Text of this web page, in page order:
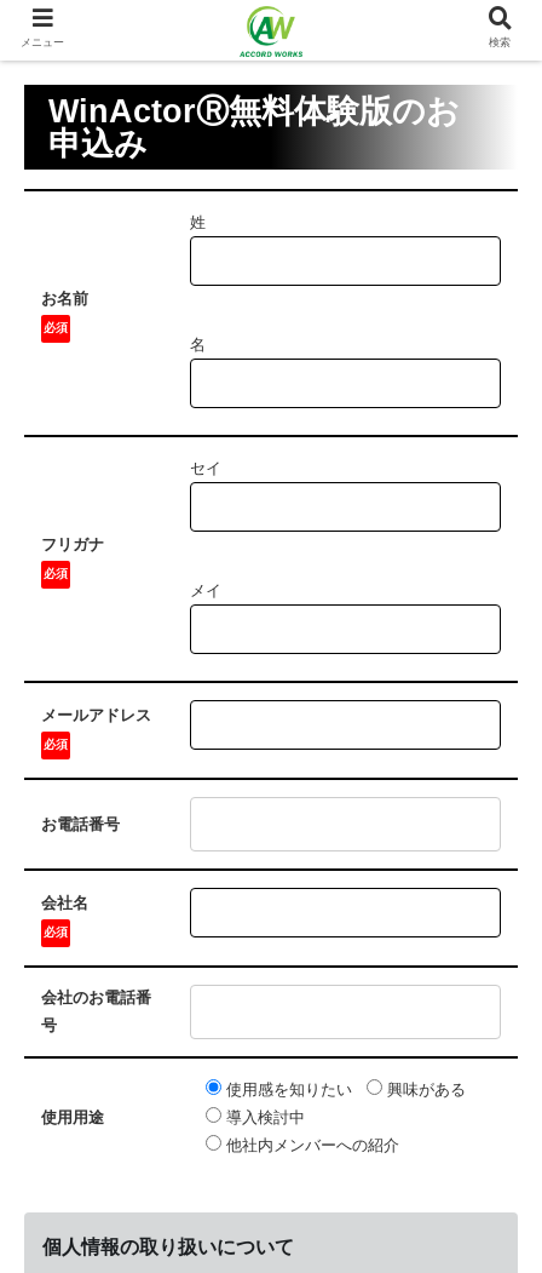
WinActorⓇ無料体験版のお
申込み
お名前
必須
姓
名
フリガナ
必須
セイ
メイ
メールアドレス
必須
お電話番号
会社名
必須
会社のお電話番
号
使用用途
使用感を知りたい
興味がある
導入検討中
他社内メンバーへの紹介
個人情報の取り扱いについて
メニュー 検索